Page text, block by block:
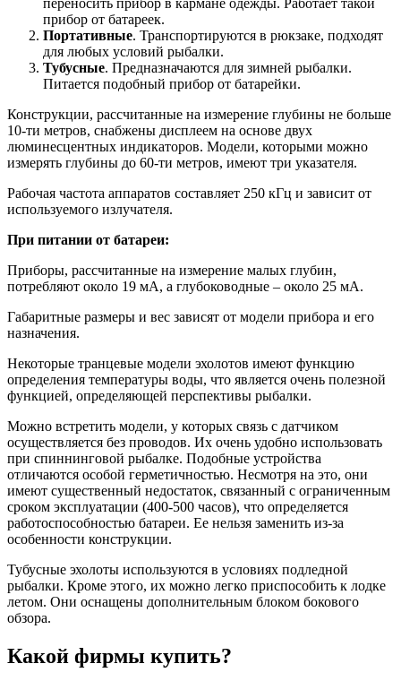
переносить прибор в кармане одежды. Работает такой
прибор от батареек.
Портативные. Транспортируются в рюкзаке, подходят
для любых условий рыбалки.
Тубусные. Предназначаются для зимней рыбалки.
Питается подобный прибор от батарейки.
Конструкции, рассчитанные на измерение глубины не больше
10-ти метров, снабжены дисплеем на основе двух
люминесцентных индикаторов. Модели, которыми можно
измерять глубины до 60-ти метров, имеют три указателя.
Рабочая частота аппаратов составляет 250 кГц и зависит от
используемого излучателя.
При питании от батареи:
Приборы, рассчитанные на измерение малых глубин,
потребляют около 19 мА, а глубоководные – около 25 мА.
Габаритные размеры и вес зависят от модели прибора и его
назначения.
Некоторые транцевые модели эхолотов имеют функцию
определения температуры воды, что является очень полезной
функцией, определяющей перспективы рыбалки.
Можно встретить модели, у которых связь с датчиком
осуществляется без проводов. Их очень удобно использовать
при спиннинговой рыбалке. Подобные устройства
отличаются особой герметичностью. Несмотря на это, они
имеют существенный недостаток, связанный с ограниченным
сроком эксплуатации (400-500 часов), что определяется
работоспособностью батареи. Ее нельзя заменить из-за
особенности конструкции.
Тубусные эхолоты используются в условиях подледной
рыбалки. Кроме этого, их можно легко приспособить к лодке
летом. Они оснащены дополнительным блоком бокового
обзора.
Какой фирмы купить?